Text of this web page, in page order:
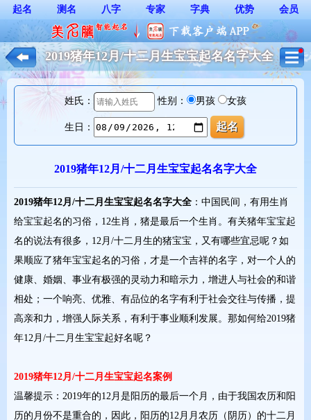
起名 测名 八字 专家 字典 优势 会员
2019猪年12月/十二月生宝宝起名名字大全
_2019属猪宝宝起名大全*
姓氏： 性别： 男孩 女孩
生日：
2019猪年12月/十二月生宝宝起名名字大全
2019猪年12月/十二月生宝宝起名名字大全 ：中国民间，有用生肖
给宝宝起名的习俗，12生肖，猪是最后一个生肖。有关猪年宝宝起
名的说法有很多，12月/十二月生的猪宝宝，又有哪些宜忌呢？如
果顺应了猪年宝宝起名的习俗，才是一个吉祥的名字，对一个人的
健康、婚姻、事业有极强的灵动力和暗示力，增进人与社会的和谐
相处；一个响亮、优雅、有品位的名字有利于社会交往与传播，提
高亲和力，增强人际关系，有利于事业顺利发展。那如何给2019猪
年12月/十二月生宝宝起好名呢？
2019猪年12月/十二月生宝宝起名案例
温馨提示：2019年的12月是阳历的最后一个月，由于我国农历和阳
历的月份不是重合的，因此，阳历的12月月农历（阴历）的十二月